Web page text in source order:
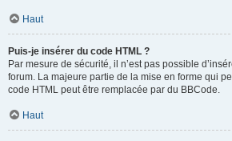
Haut
Puis-je insérer du code HTML ?
Par mesure de sécurité, il n’est pas possible
forum. La majeure partie de la mise en forme qui
code HTML peut être remplacée par du BBCode.
Haut